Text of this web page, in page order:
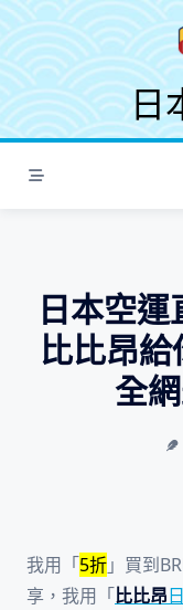
S
k
p
o
日
日本空運
比比昂
全
我用「5折」買到
享，我用「比比昂